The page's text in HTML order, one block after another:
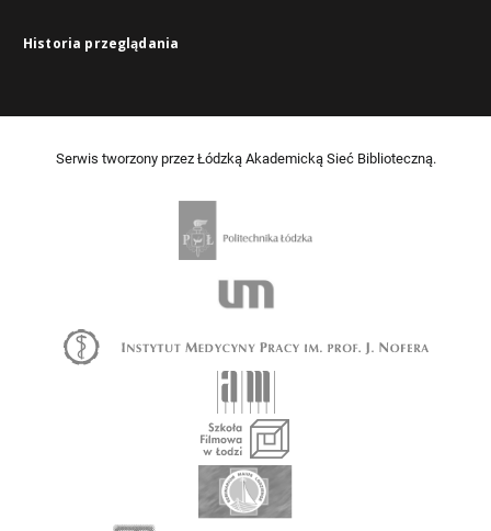
Historia przeglądania
Serwis tworzony przez Łódzką Akademicką Sieć Biblioteczną.